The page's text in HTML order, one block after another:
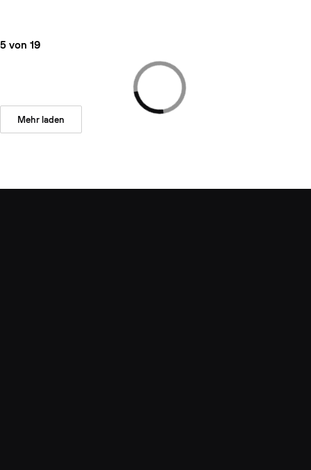
5 von 19
Mehr laden